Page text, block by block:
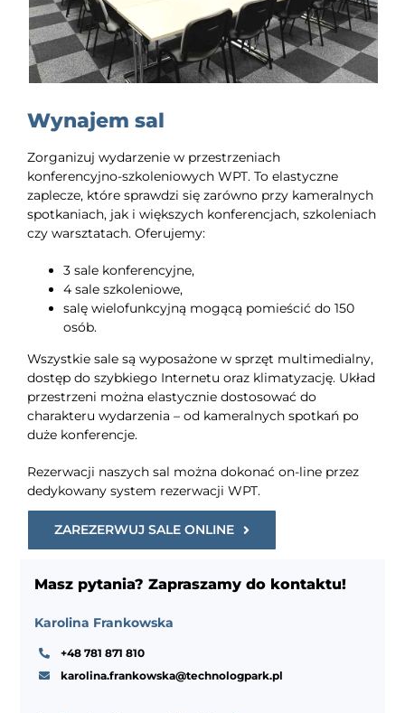
Wynajem sal
Zorganizuj wydarzenie w przestrzeniach
konferencyjno-szkoleniowych WPT. To elastyczne
zaplecze, które sprawdzi się zarówno przy kameralnych
spotkaniach, jak i większych konferencjach, szkoleniach
czy warsztatach. Oferujemy:
3 sale konferencyjne,
4 sale szkoleniowe,
salę wielofunkcyjną mogącą pomieścić do 150
osób.
Wszystkie sale są wyposażone w sprzęt multimedialny,
dostęp do szybkiego Internetu oraz klimatyzację. Układ
przestrzeni można elastycznie dostosować do
charakteru wydarzenia – od kameralnych spotkań po
duże konferencje.
Rezerwacji naszych sal można dokonać on-line przez
dedykowany system rezerwacji WPT.
ZAREZERWUJ SALE ONLINE
Masz pytania? Zapraszamy do kontaktu!
Karolina Frankowska
+48 781 871 810
karolina.frankowska@technologpark.pl